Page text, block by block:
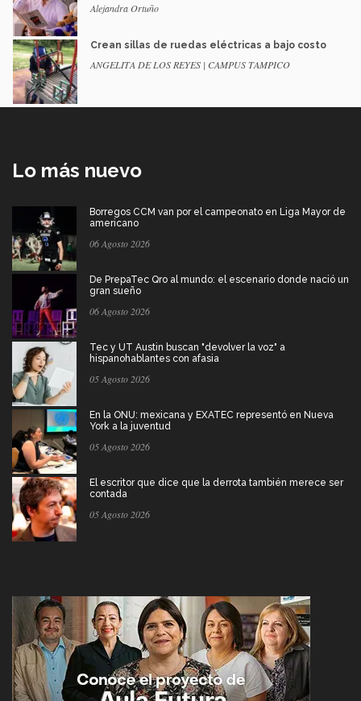
Alejandra Ortuño
Crean sillas de ruedas eléctricas a bajo costo
ANGELITA DE LOS REYES | CAMPUS TAMPICO
Lo más nuevo
Borregos CCM van por el campeonato en Liga Mayor de
americano
06 Agosto 2026
De PrepaTec Qro al mundo: el escenario donde nació un
gran sueño
06 Agosto 2026
Tec y UT Austin buscan "devolver la voz" a
hispanohablantes con afasia
05 Agosto 2026
En la ONU: mexicana y EXATEC representó en Nueva
York a la juventud
05 Agosto 2026
El escritor que dice que la derrota también merece ser
contada
05 Agosto 2026